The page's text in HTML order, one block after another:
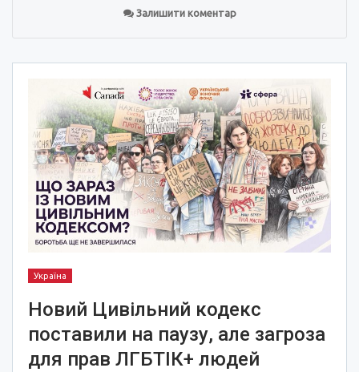
Залишити коментар
Україна
Новий Цивільний кодекс
поставили на паузу, але загроза
для прав ЛГБТІК+ людей